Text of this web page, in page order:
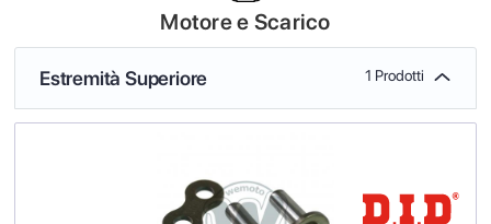
Motore e Scarico
Estremità Superiore 1 Prodotti